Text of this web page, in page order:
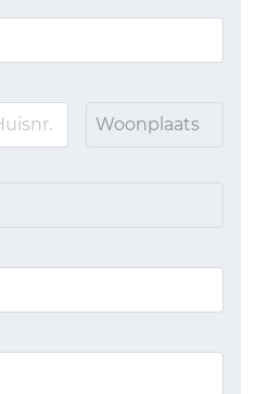
Woonplaats